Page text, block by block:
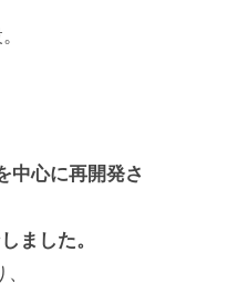
中心に再開発さ
ました。